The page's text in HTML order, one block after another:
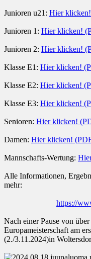
Junioren u21: Hier
Junioren 1: Hier klicken!
Junioren 2: Hier klicken!
Klasse E1: Hier klicken!
Klasse E2: Hier klicken!
Klasse E3: Hier klicken!
Senioren: Hier klicken!
Damen: Hier klicken!
Mannschafts-Wertung:
Alle Informationen,
mehr:
https://
Nach einer Pause von
Europameisterschaft am
(2./3.11.2024)in